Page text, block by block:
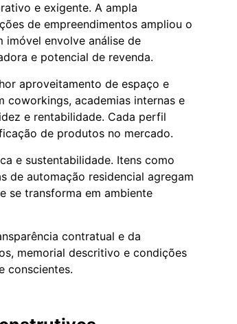
e exigente. A ampla
de empreendimentos ampliou o
imóvel envolve análise de
e potencial de revenda.
aproveitamento de espaço e
coworkings, academias internas e
e rentabilidade. Cada perfil
de produtos no mercado.
e sustentabilidade. Itens como
de automação residencial agregam
se transforma em ambiente
contratual e da
memorial descritivo e condições
conscientes.